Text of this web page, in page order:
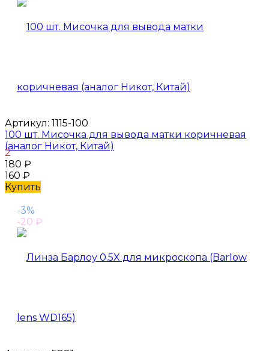
Артикул: 1115-100
100 шт. Мисочка для вывода матки коричневая
(аналог Никот, Китай)
2
180 ₽
160 ₽
Купить
-3%
-20 ₽